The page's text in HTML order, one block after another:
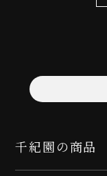
千紀園の商品